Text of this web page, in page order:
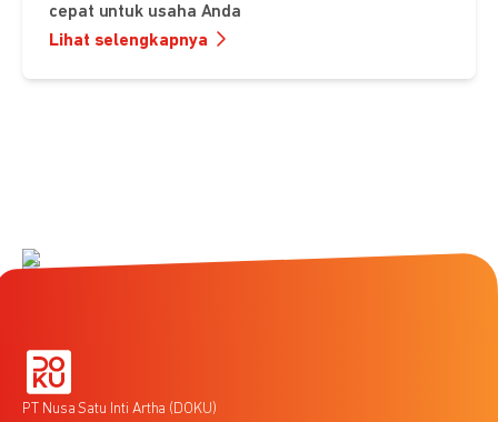
cepat untuk usaha Anda
Lihat selengkapnya
PT Nusa Satu Inti Artha (DOKU)